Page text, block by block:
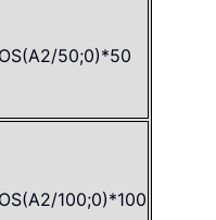
50;0)*50
100;0)*100